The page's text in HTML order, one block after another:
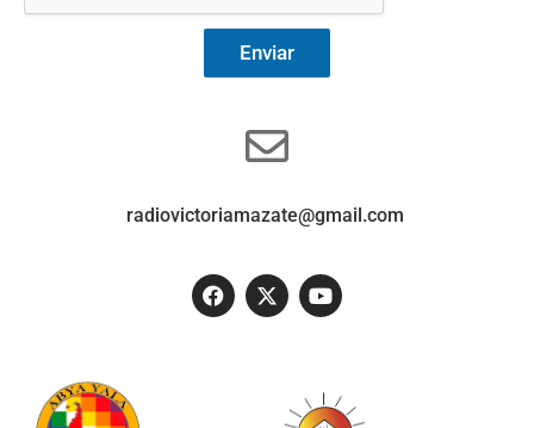
Enviar
radiovictoriamazate@gmail.com